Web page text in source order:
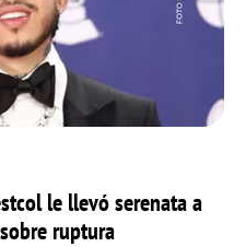
le llevó serenata a
ruptura